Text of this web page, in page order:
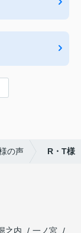
の声 R・T様
之内
一ノ宮